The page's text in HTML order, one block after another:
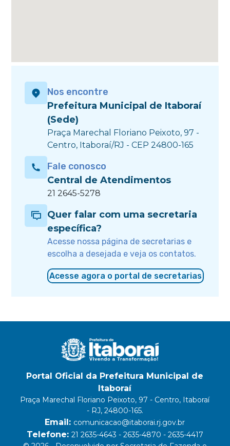
Nos encontre
Prefeitura Municipal de Itaboraí
(Sede)
Praça Marechal Floriano Peixoto, 97 -
Centro, Itaboraí/RJ - CEP 24800-165
Fale conosco
Central de Atendimentos
21 2645-5278
Quer falar com uma secretaria
específica?
Acesse nossa página de secretarias e
escolha a desejada e veja os contatos.
Acesse agora o portal de secretarias
Portal Oficial da Prefeitura Municipal de
Itaboraí
Praça Marechal Floriano Peixoto, 97 - Centro, Itaboraí
- RJ, 24800-165.
Email: comunicacao@itaborai.rj.gov.br
Telefone: 21 2635-4643 - 2635-4870 - 2635-4417